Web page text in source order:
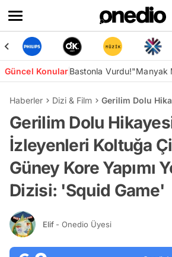
Güncel KonularBastonla Vurdu!"Manyak
Haberler Dizi & Film Gerilim Dolu
Gerilim Dolu
İzleyenleri Koltuğa
Güney Kore Yapımı
Dizisi: 'Squid Game'
Elif - Onedio Üyesi